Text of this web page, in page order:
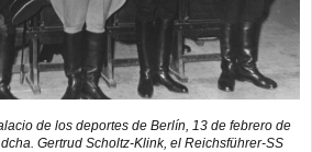
de los deportes de Berlín, 13 de febrero de
Gertrud Scholtz-Klink, el Reichsführer-SS